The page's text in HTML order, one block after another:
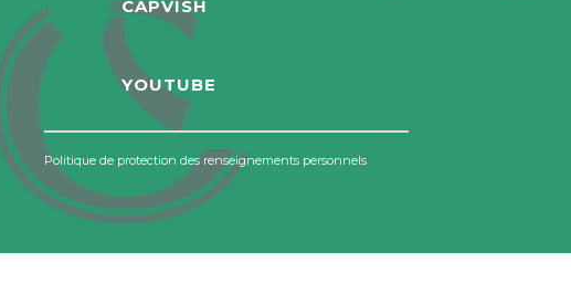
CAPVISH
YOUTUBE
Politique de protection des renseignements personnels